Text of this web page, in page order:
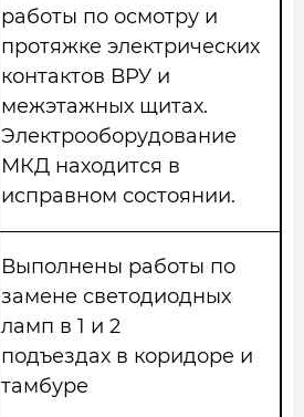
работы по осмотру и
протяжке электрических
контактов ВРУ и
межэтажных щитах.
Электрооборудование
МКД находится в
исправном состоянии.
Выполнены работы по
замене светодиодных
ламп в 1 и 2
подъездах в коридоре и
тамбуре